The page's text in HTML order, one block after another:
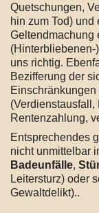
Quetschungen,
hin zum Tod)
Geltendmachung
(Hinterbliebenen-)
uns richtig.
Bezifferung der
Rentenzahlung,
Entsprechendes
nicht unmittelbar
Badeunfälle,
Leitersturz) oder
Gewaltdelikt)..